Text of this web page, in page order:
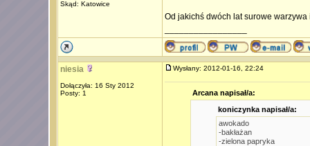
Skąd: Katowice
Od jakichś dwóch lat surowe
niesia
Dołączyła: 16 Sty 2012
Posty: 1
Wysłany: 2012-01-16, 22:24
Arcana napisał/a:
koniczynka napisał/a:
awokado
-bakłażan
-zielona papryka